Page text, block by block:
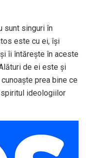
sunt singuri în
este cu ei, își
îi întărește în aceste
de ei este și
prea bine ce
ideologiilor